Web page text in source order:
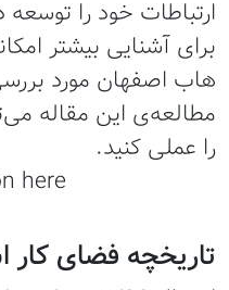
ارتباطات خود را توسعه
برای آشنایی بیشتر
هاب اصفهان مورد
مطالعه‌ی این مقاله
را عملی کنید.
تاریخچه فضای کار